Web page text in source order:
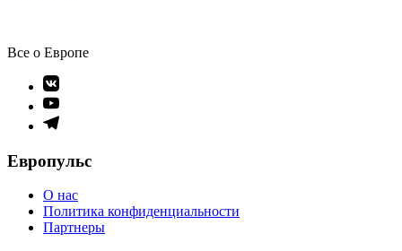
Все о Европе
Элемент
меню
Элемент
меню
Элемент
Европульс
О нас
Политика конфиденциальности
Партнеры